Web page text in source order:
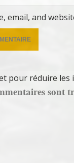
email, and
pour réduire les
sont